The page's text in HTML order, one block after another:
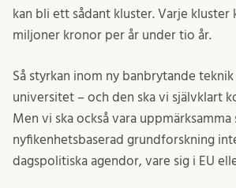
kan bli ett sådant kluster. Varje kluster
miljoner kronor per år under tio år.
Så styrkan inom ny banbrytande
universitet – och den ska vi självklart
Men vi ska också vara uppmärksamma
nyfikenhetsbaserad grundforskning
dagspolitiska agendor, vare sig i EU